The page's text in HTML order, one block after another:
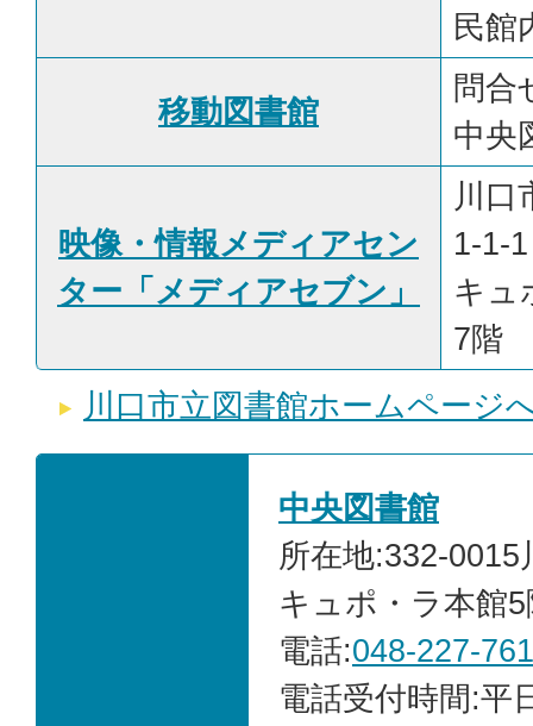
民館
移動図書館
問合
中央
映像・情報メディアセン
ター「メディアセブン」
川口
1-1-1
キュ
7階
川口市立図書館ホームページ
中央図書館
所在地:332-0015
キュポ・ラ本館
電話:048-227-
電話受付時間:平